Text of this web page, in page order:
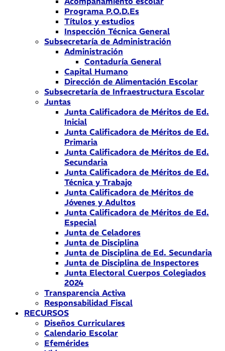
Programa P.O.D.Es
Títulos y estudios
Inspección Técnica General
Subsecretaría de Administración
Administración
Contaduría General
Capital Humano
Dirección de Alimentación Escolar
Subsecretaría de Infraestructura Escolar
Juntas
Junta Calificadora de Méritos de Ed.
Inicial
Junta Calificadora de Méritos de Ed.
Primaria
Junta Calificadora de Méritos de Ed.
Secundaria
Junta Calificadora de Méritos de Ed.
Técnica y Trabajo
Junta Calificadora de Méritos de
Jóvenes y Adultos
Junta Calificadora de Méritos de Ed.
Especial
Junta de Celadores
Junta de Disciplina
Junta de Disciplina de Ed. Secundaria
Junta de Disciplina de Inspectores
Junta Electoral Cuerpos Colegiados
2024
Transparencia Activa
Responsabilidad Fiscal
RECURSOS
Diseños Curriculares
Calendario Escolar
Efemérides